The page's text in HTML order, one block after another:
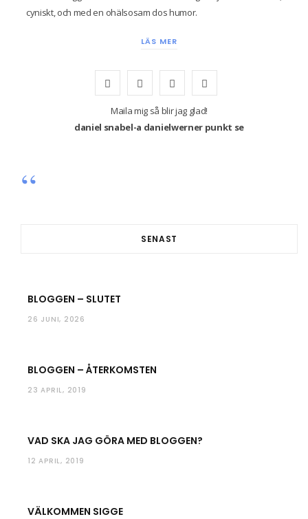
cyniskt, och med en ohälsosam dos humor.
LÄS MER
F
a
c
T
w
r
I
n
s
r
Y
o
u
Maila mig så blir jag glad!
daniel snabel-a danielwerner punkt se
SENAST
BLOGGEN – SLUTET
26 JUNI, 2026
BLOGGEN – ÅTERKOMSTEN
23 APRIL, 2019
VAD SKA JAG GÖRA MED BLOGGEN?
12 APRIL, 2019
VÄLKOMMEN SIGGE